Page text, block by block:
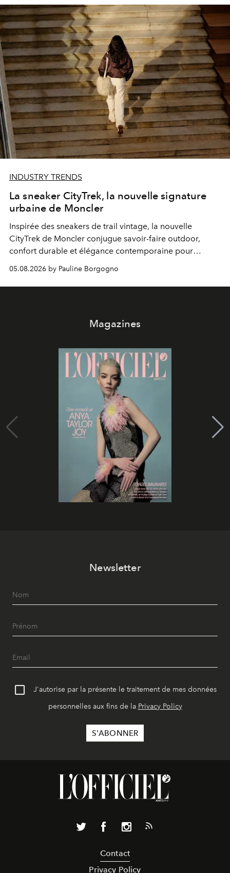
INDUSTRY TRENDS
La sneaker CityTrek, la nouvelle signature
urbaine de Moncler
Inspirée des sneakers de trail vintage, la nouvelle
CityTrek de Moncler conjugue savoir-faire outdoor,
confort durable et élégance contemporaine pour
accompagner les explorations du quotidien.
05.08.2026 by Pauline Borgogno
Magazines
Newsletter
J'autorise par la présente le traitement de mes données
personnelles aux fins de la Privacy Policy
Contact
Privacy Policy